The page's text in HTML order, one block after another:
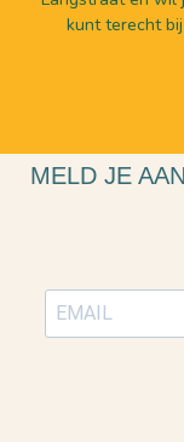
kunt terecht
MELD JE